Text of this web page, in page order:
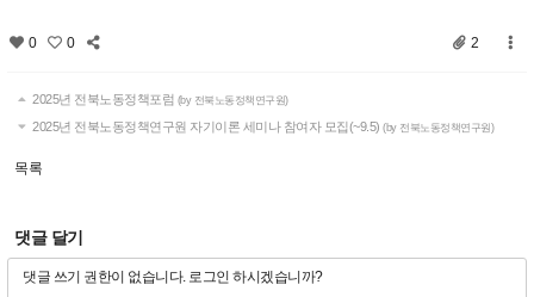
0 0 2
2025년 전북노동정책포럼 (by 전북노동정책연구원)
2025년 전북노동정책연구원 자기이론 세미나 참여자 모집(~9.5) (by 전북노동정책연구원)
목록
댓글 달기